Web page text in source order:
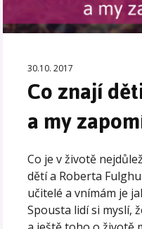
30.10. 2017
Co znají
a my
Co je v životě
dětí a Roberta
učitelé a vnímám je
Spousta lidí si myslí,